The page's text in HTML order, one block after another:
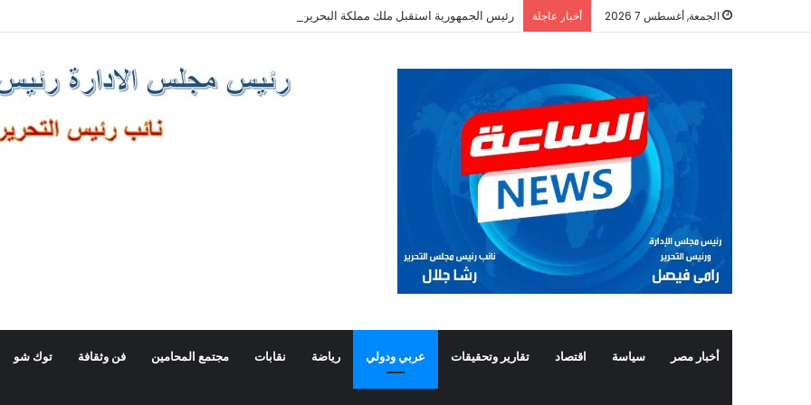
الجمعة, أغسطس 7 2026 أخبار عاجلة رئيس الجمهورية استقبل ملك مملكة البحرين الشقيقة
أخبار مصر سياسة اقتصاد تقارير وتحقيقات عربي ودولي رياضة نقابات مجتمع المحامين فن وثقافة توك شو